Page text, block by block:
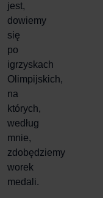
jest,
dowiemy
się
po
igrzyskach
Olimpijskich,
na
których,
według
mnie,
zdobędziemy
worek
medali.